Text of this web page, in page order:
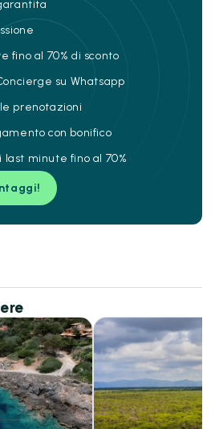
fino al 70% di sconto
su Whatsapp
prenotazioni
con bonifico
minute fino al 70%